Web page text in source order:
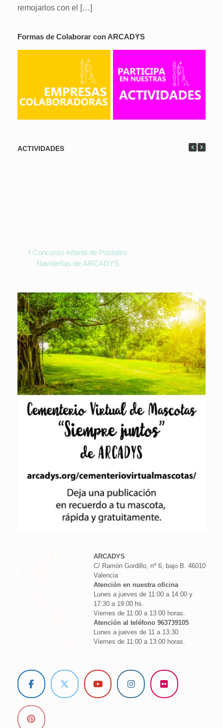
remojarlos con el […]
Formas de Colaborar con ARCADYS
ACTIVIDADES
I Concurso Infantil de Postales
Navideñas de ARCADYS
ARCADYS
C/ Ramón Gordillo, nº 6, bajo B. 46010
Valencia
Atención en nuestra oficina
Lunes a jueves de 11:00 a 14:00 y
17:30 a 19:00 hs.
Viernes de 11:00 a 13:00 horas.
Atención al teléfono 963739105
Lunes a jueves de 11 a 13:30
Viernes de 11:00 a 13:00 horas.